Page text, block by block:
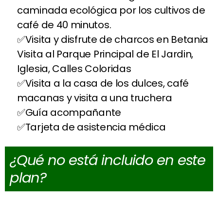
caminada ecológica por los cultivos de
café de 40 minutos.
Visita y disfrute de charcos en Betania
Visita al Parque Principal de El Jardin,
Iglesia, Calles Coloridas
Visita a la casa de los dulces, café
macanas y visita a una truchera
Guía acompañante
Tarjeta de asistencia médica
¿Qué no está incluido en este
plan?